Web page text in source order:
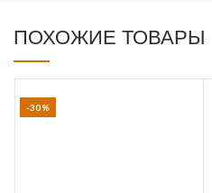
ПОХОЖИЕ ТОВАРЫ
-30%